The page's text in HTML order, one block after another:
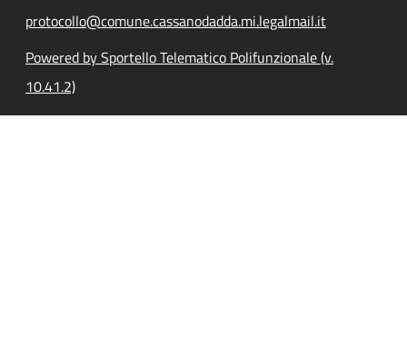
protocollo@comune.cassanodadda.mi.legalmail.it
Powered by Sportello Telematico Polifunzionale (v.
10.41.2)